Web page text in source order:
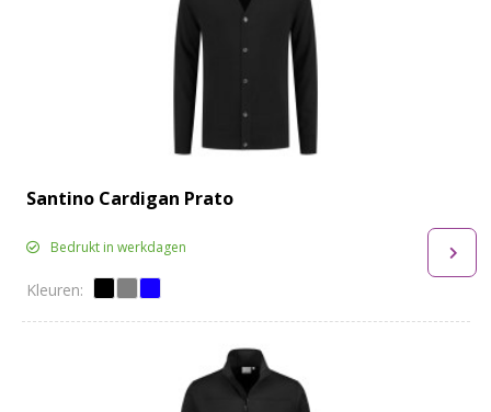
Santino Cardigan Prato
Bedrukt in werkdagen